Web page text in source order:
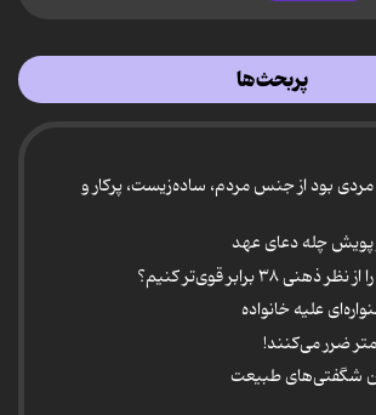
پربحث‌ها
بود از جنس مردم، ساده‌زیست، پرکار و
پویش چله دعای عهد
۳۸ برابر قوی‌تر کنیم؟
ضرر می‌کنند!
شگفتی‌های طبیعت